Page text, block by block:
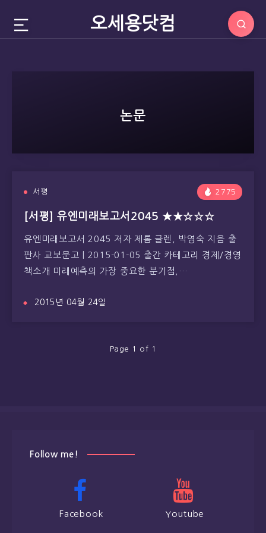
오세용닷컴
논문
서평 2775
[서평] 유엔미래보고서2045 ★★☆☆☆
유엔미래보고서 2045 저자 제롬 글렌, 박영숙 지음 출
판사 교보문고 | 2015-01-05 출간 카테고리 경제/경영
책소개 미래예측의 가장 중요한 분기점,…
2015년 04월 24일
Page 1 of 1
Follow me!
Facebook Youtube